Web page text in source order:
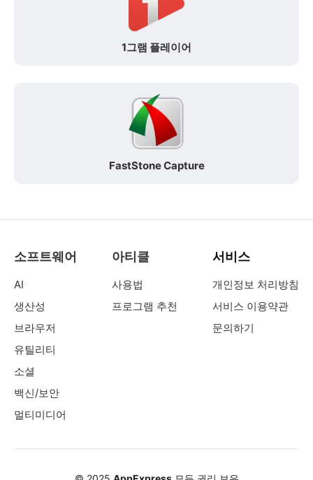
1그램 플레이어
FastStone Capture
소프트웨어
AI
생산성
브라우저
유틸리티
소셜
백신/보안
멀티미디어
아티클
사용법
프로그램 추천
서비스
개인정보 처리방침
서비스 이용약관
문의하기